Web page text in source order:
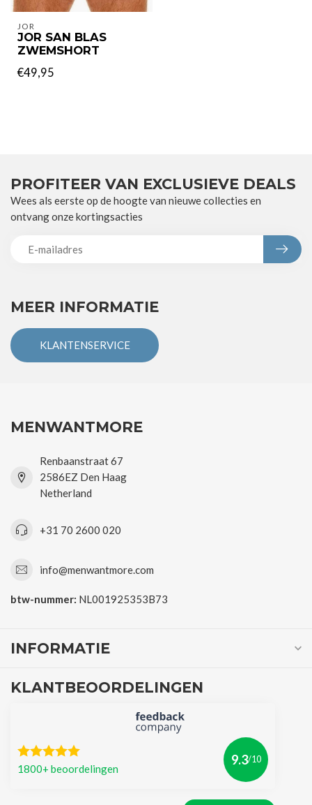
JOR
JOR SAN BLAS
ZWEMSHORT
€49,95
MEER INFORMATIE
KLANTENSERVICE
PROFITEER VAN EXCLUSIEVE DEALS
Wees als eerste op de hoogte van nieuwe collecties en
ontvang onze kortingsacties
MENWANTMORE
Renbaanstraat 67
2586EZ Den Haag
Netherland
+31 70 2600 020
info@menwantmore.com
btw-nummer: NL001925353B73
INFORMATIE
KLANTBEOORDELINGEN
1800+ beoordelingen
9.3/10